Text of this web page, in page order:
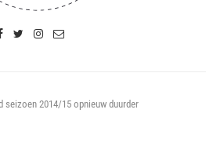
seizoen 2014/15 opnieuw duurder